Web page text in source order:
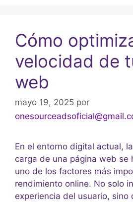
Cómo
velocidad de
web
mayo 19, 2025 por
En el entorno digital actual,
carga de una página web se
uno de los factores más
rendimiento online. No solo
experiencia del usuario, sino